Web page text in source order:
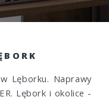
Lęborku. Naprawy
Lębork i okolice -